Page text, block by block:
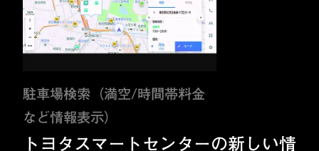
駐車場検索（満空/時間帯料金
など情報表示）
トヨタスマートセンターの新しい情